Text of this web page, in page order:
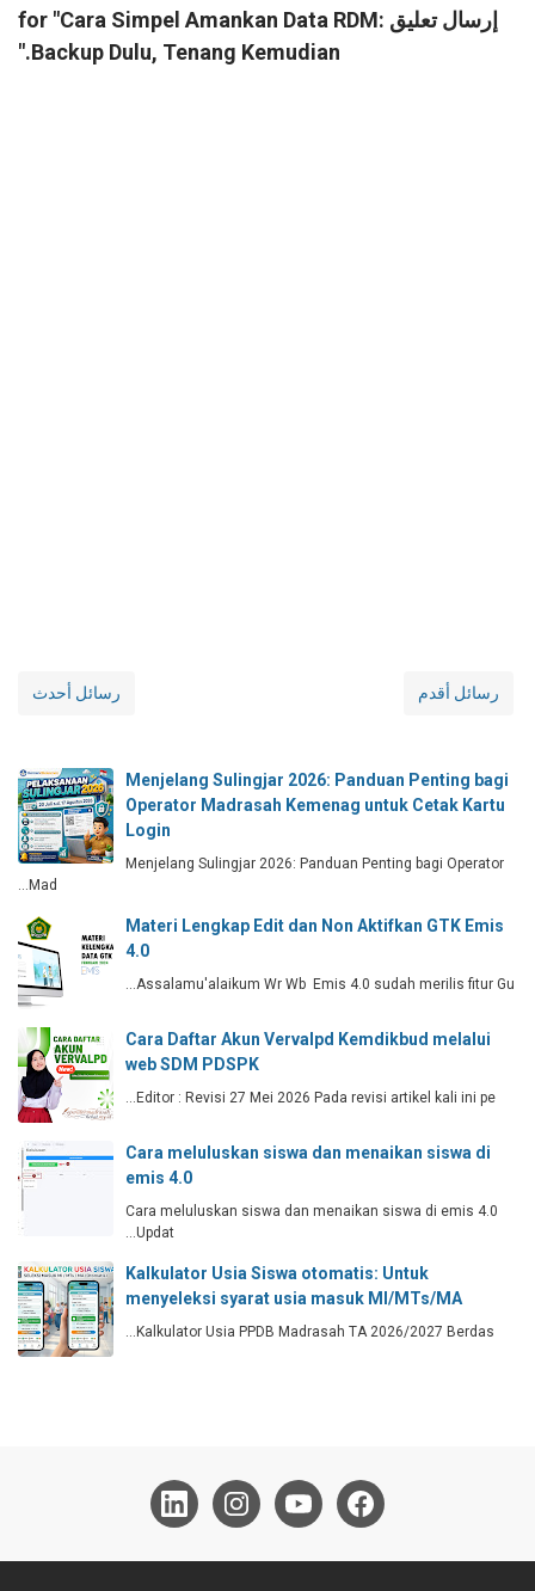
إرسال تعليق for "Cara Simpel Amankan Data RDM:
Backup Dulu, Tenang Kemudian."
رسائل أحدث رسائل أقدم
Menjelang Sulingjar 2026: Panduan Penting bagi
Operator Madrasah Kemenag untuk Cetak Kartu
Login
Menjelang Sulingjar 2026: Panduan Penting bagi Operator
Mad…
Materi Lengkap Edit dan Non Aktifkan GTK Emis
4.0
Assalamu'alaikum Wr Wb Emis 4.0 sudah merilis fitur Gu…
Cara Daftar Akun Vervalpd Kemdikbud melalui
web SDM PDSPK
Editor : Revisi 27 Mei 2026 Pada revisi artikel kali ini pe…
Cara meluluskan siswa dan menaikan siswa di
emis 4.0
Cara meluluskan siswa dan menaikan siswa di emis 4.0
Updat…
Kalkulator Usia Siswa otomatis: Untuk
menyeleksi syarat usia masuk MI/MTs/MA
Kalkulator Usia PPDB Madrasah TA 2026/2027 Berdas…